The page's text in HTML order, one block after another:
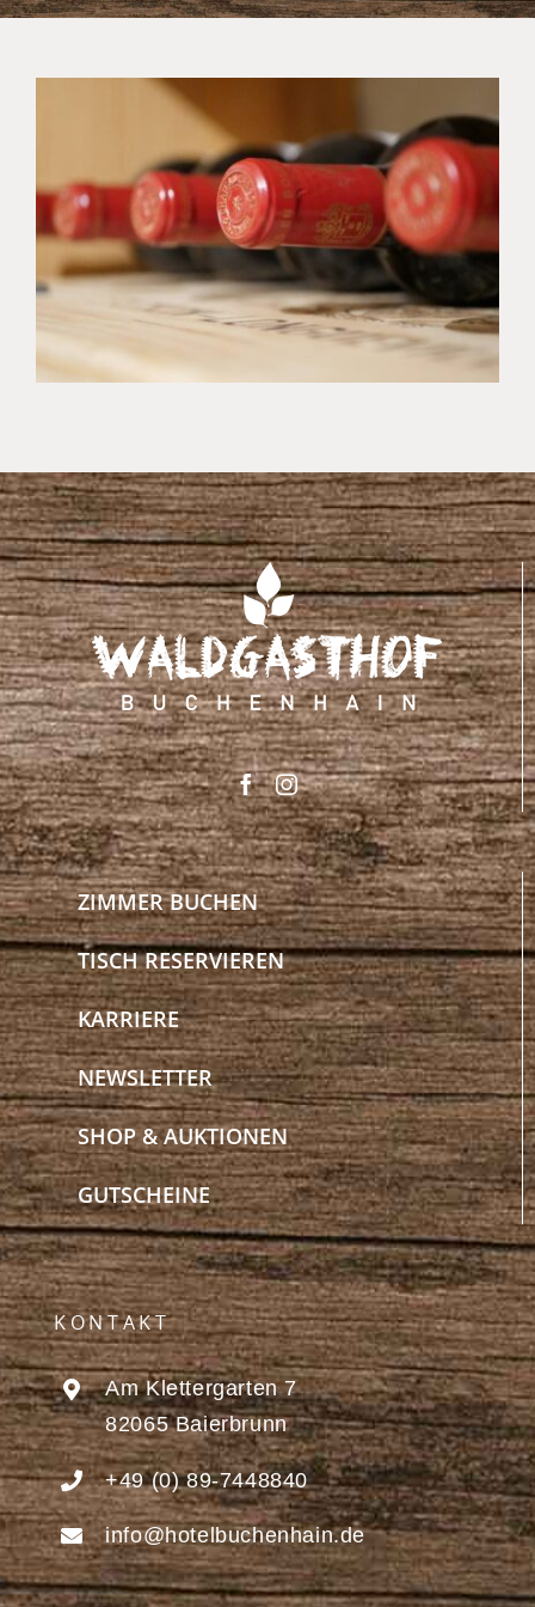
WEINKELLER
ZIMMER BUCHEN
TISCH RESERVIEREN
KARRIERE
NEWSLETTER
SHOP & AUKTIONEN
GUTSCHEINE
KONTAKT
Am Klettergarten 7
82065 Baierbrunn
+49 (0) 89-7448840
info@hotelbuchenhain.de